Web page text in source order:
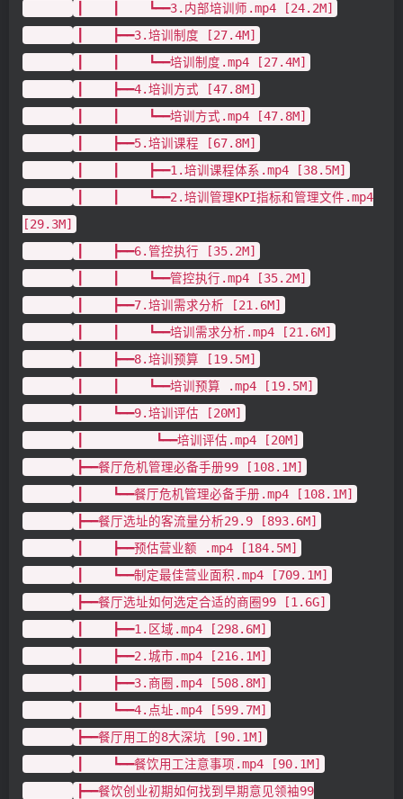
┃ ┃ ┗━━3.内部培训师.mp4 [24.2M]
┃ ┣━━3.培训制度 [27.4M]
┃ ┃ ┗━━培训制度.mp4 [27.4M]
┃ ┣━━4.培训方式 [47.8M]
┃ ┃ ┗━━培训方式.mp4 [47.8M]
┃ ┣━━5.培训课程 [67.8M]
┃ ┃ ┣━━1.培训课程体系.mp4 [38.5M]
┃ ┃ ┗━━2.培训管理KPI指标和管理文件.mp4
[29.3M]
┃ ┣━━6.管控执行 [35.2M]
┃ ┃ ┗━━管控执行.mp4 [35.2M]
┃ ┣━━7.培训需求分析 [21.6M]
┃ ┃ ┗━━培训需求分析.mp4 [21.6M]
┃ ┣━━8.培训预算 [19.5M]
┃ ┃ ┗━━培训预算 .mp4 [19.5M]
┃ ┗━━9.培训评估 [20M]
┃ ┗━━培训评估.mp4 [20M]
┣━━餐厅危机管理必备手册99 [108.1M]
┃ ┗━━餐厅危机管理必备手册.mp4 [108.1M]
┣━━餐厅选址的客流量分析29.9 [893.6M]
┃ ┣━━预估营业额 .mp4 [184.5M]
┃ ┗━━制定最佳营业面积.mp4 [709.1M]
┣━━餐厅选址如何选定合适的商圈99 [1.6G]
┃ ┣━━1.区域.mp4 [298.6M]
┃ ┣━━2.城市.mp4 [216.1M]
┃ ┣━━3.商圈.mp4 [508.8M]
┃ ┗━━4.点址.mp4 [599.7M]
┣━━餐厅用工的8大深坑 [90.1M]
┃ ┗━━餐饮用工注意事项.mp4 [90.1M]
┣━━餐饮创业初期如何找到早期意见领袖99